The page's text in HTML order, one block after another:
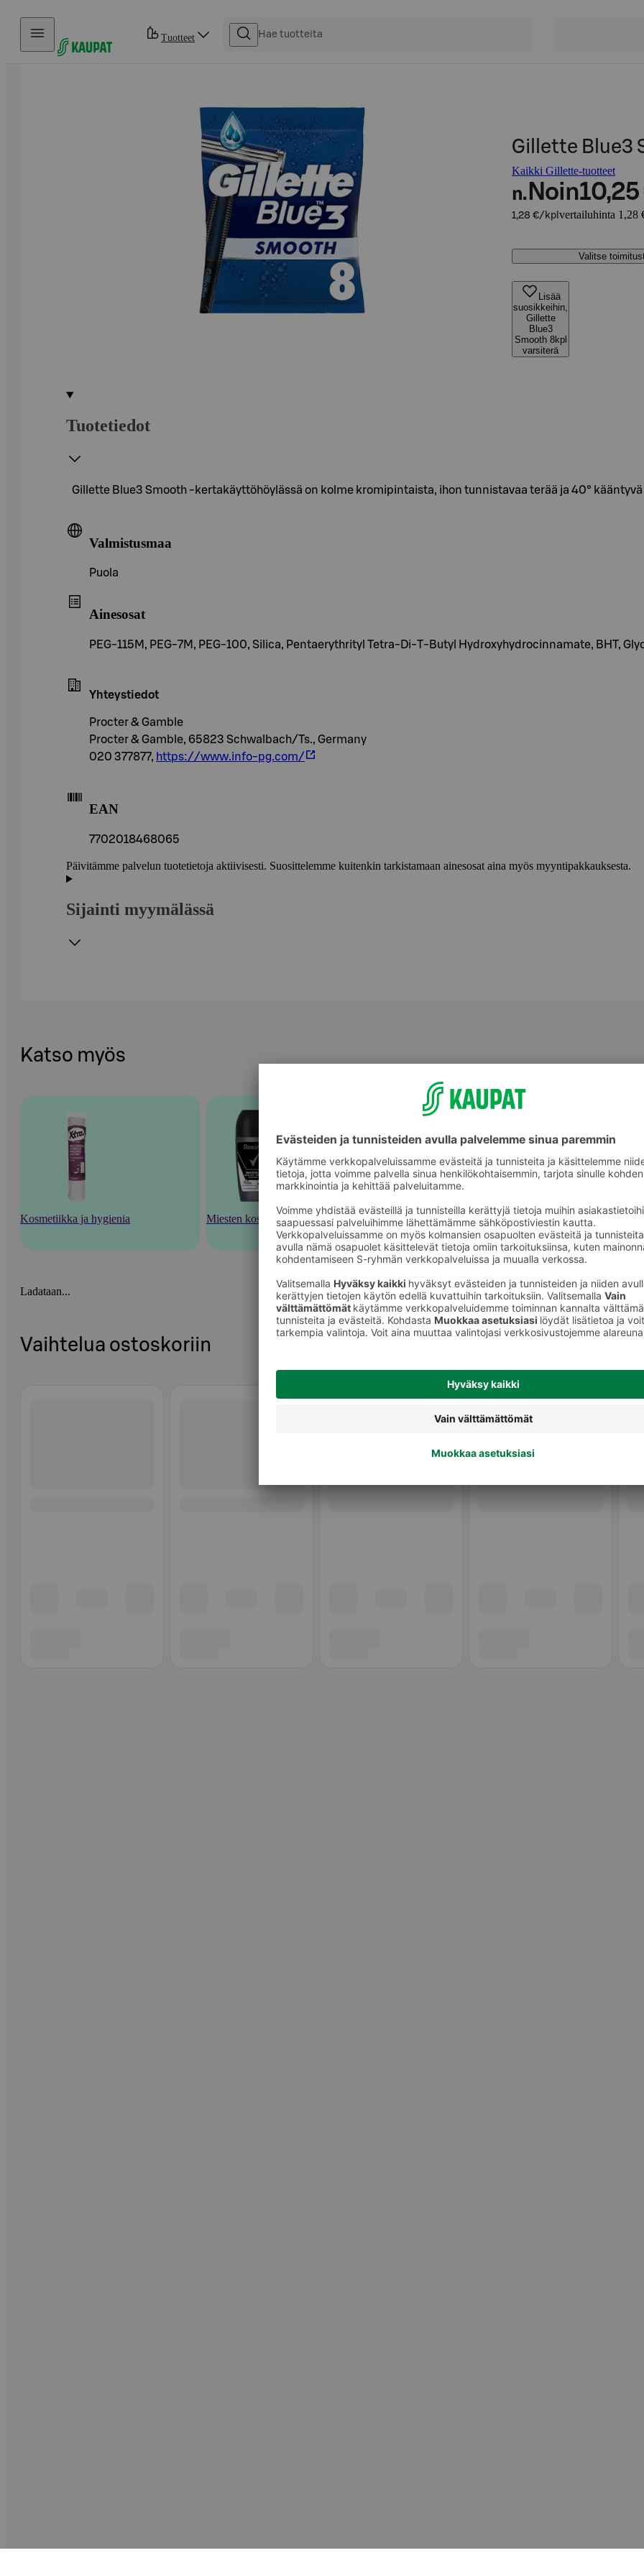
Hyppää sisältöön
Tuotteet
Gillette Blue3
Kaikki Gillette-tuotteet
n. Noin10,25
1,28 €/kpl vertailuhinta 1,28
Valitse
Lisää
suosikkeihin,
Gillette
Blue3
Smooth 8kpl
varsiterä
Tuotetiedot
Gillette Blue3 Smooth -kertakäyttöhöylässä on kolme kromipintaista, ihon tunnistavaa terää ja 40°
Valmistusmaa
Puola
Ainesosat
PEG-115M, PEG-7M, PEG-100, Silica, Pentaerythrityl Tetra-Di-T-Butyl Hydroxyhydrocinnamate, BHT,
Yhteystiedot
Procter & Gamble
Procter & Gamble, 65823 Schwalbach/Ts., Germany
020 377877, https://www.info-pg.com/
EAN
7702018468065
Päivitämme palvelun tuotetietoja aktiivisesti. Suosittelemme kuitenkin tarkistamaan ainesosat aina myös myyntipakkauksesta.
Sijainti myymälässä
Katso myös
Kosmetiikka ja hygienia Miesten kosmetiikka Parranajo
Ladataan...
Vaihtelua ostoskoriin